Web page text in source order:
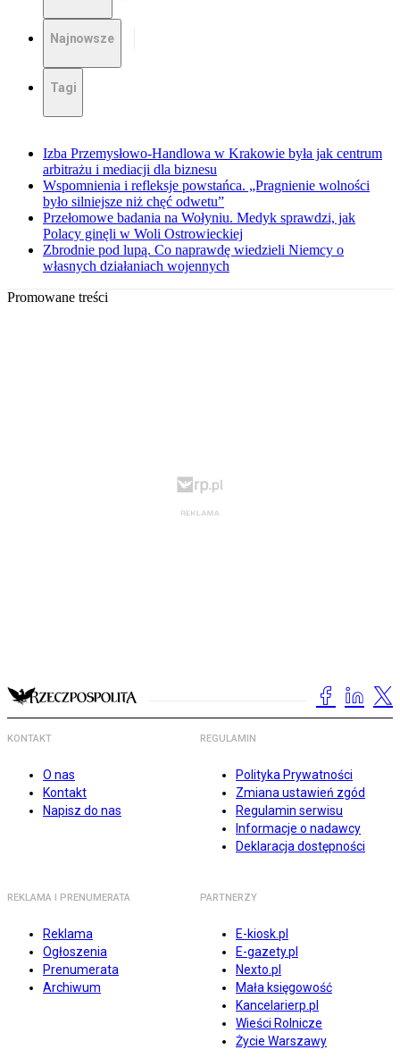
Najnowsze
Tagi
Izba Przemysłowo-Handlowa w Krakowie była jak centrum
arbitrażu i mediacji dla biznesu
Wspomnienia i refleksje powstańca. „Pragnienie wolności
było silniejsze niż chęć odwetu”
Przełomowe badania na Wołyniu. Medyk sprawdzi, jak
Polacy ginęli w Woli Ostrowieckiej
Zbrodnie pod lupą. Co naprawdę wiedzieli Niemcy o
własnych działaniach wojennych
Promowane treści
KONTAKT
O nas
Kontakt
Napisz do nas
REGULAMIN
Polityka Prywatności
Zmiana ustawień zgód
Regulamin serwisu
Informacje o nadawcy
Deklaracja dostępności
REKLAMA I PRENUMERATA
Reklama
Ogłoszenia
Prenumerata
Archiwum
PARTNERZY
E-kiosk.pl
E-gazety.pl
Nexto.pl
Mała księgowość
Kancelarierp.pl
Wieści Rolnicze
Życie Warszawy